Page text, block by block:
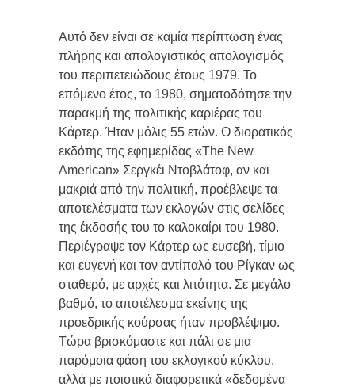
Αυτό δεν είναι σε καμία περίπτωση ένας
πλήρης και απολογιστικός απολογισμός
του περιπετειώδους έτους 1979. Το
επόμενο έτος, το 1980, σηματοδότησε την
παρακμή της πολιτικής καριέρας του
Κάρτερ. Ήταν μόλις 55 ετών. Ο διορατικός
εκδότης της εφημερίδας «The New
American» Σεργκέι Ντοβλάτοφ, αν και
μακριά από την πολιτική, προέβλεψε τα
αποτελέσματα των εκλογών στις σελίδες
της έκδοσής του το καλοκαίρι του 1980.
Περιέγραψε τον Κάρτερ ως ευσεβή, τίμιο
και ευγενή και τον αντίπαλό του Ρίγκαν ως
σταθερό, με αρχές και λιτότητα. Σε μεγάλο
βαθμό, το αποτέλεσμα εκείνης της
προεδρικής κούρσας ήταν προβλέψιμο.
Τώρα βρισκόμαστε και πάλι σε μια
παρόμοια φάση του εκλογικού κύκλου,
αλλά με ποιοτικά διαφορετικά «δεδομένα